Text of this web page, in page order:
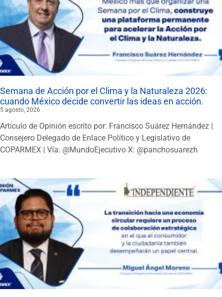
Semana de Acción por el Clima y la Naturaleza 2026:
cuando México decide convertir las ideas en acción.
5 agosto, 2026
Artículo de Opinión escrito por: Francisco Suárez Hernández |
Consejero Delegado de Enlace Político y Legislativo de
COPARMEX | Vía: @MundoEjecutivo X: @panchosuarezh